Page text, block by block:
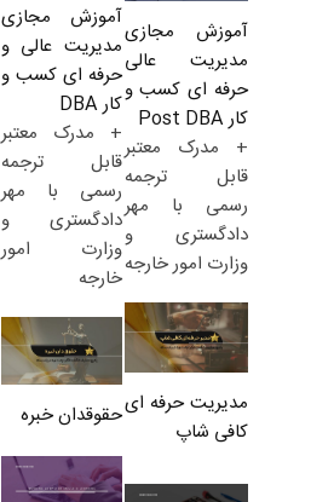
آموزش مجازی
مدیریت عالی
حرفه ای کسب و
کار Post DBA
+ مدرک معتبر
قابل ترجمه
رسمی با مهر
دادگستری و
وزارت امور خارجه
آموزش مجازی
مدیریت عالی و
حرفه ای کسب و
کار DBA
+ مدرک معتبر
قابل ترجمه
رسمی با مهر
دادگستری و
وزارت امور
خارجه
مدیریت حرفه ای
کافی شاپ
حقوقدان خبره